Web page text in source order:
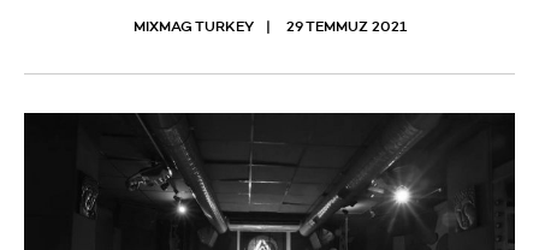
MIXMAG TURKEY 29 TEMMUZ 2021